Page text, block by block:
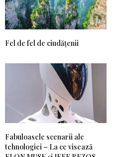
Fel de fel de ciudățenii
Fabuloasele scenarii ale
tehnologiei – La ce visează